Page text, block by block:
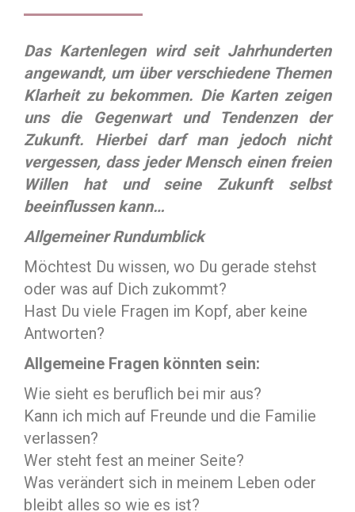
Das Kartenlegen wird seit Jahrhunderten
angewandt, um über verschiedene Themen
Klarheit zu bekommen. Die Karten zeigen
uns die Gegenwart und Tendenzen der
Zukunft. Hierbei darf man jedoch nicht
vergessen, dass jeder Mensch einen freien
Willen hat und seine Zukunft selbst
beeinflussen kann…
Allgemeiner Rundumblick
Möchtest Du wissen, wo Du gerade stehst
oder was auf Dich zukommt?
Hast Du viele Fragen im Kopf, aber keine
Antworten?
Allgemeine Fragen könnten sein:
Wie sieht es beruflich bei mir aus?
Kann ich mich auf Freunde und die Familie
verlassen?
Wer steht fest an meiner Seite?
Was verändert sich in meinem Leben oder
bleibt alles so wie es ist?